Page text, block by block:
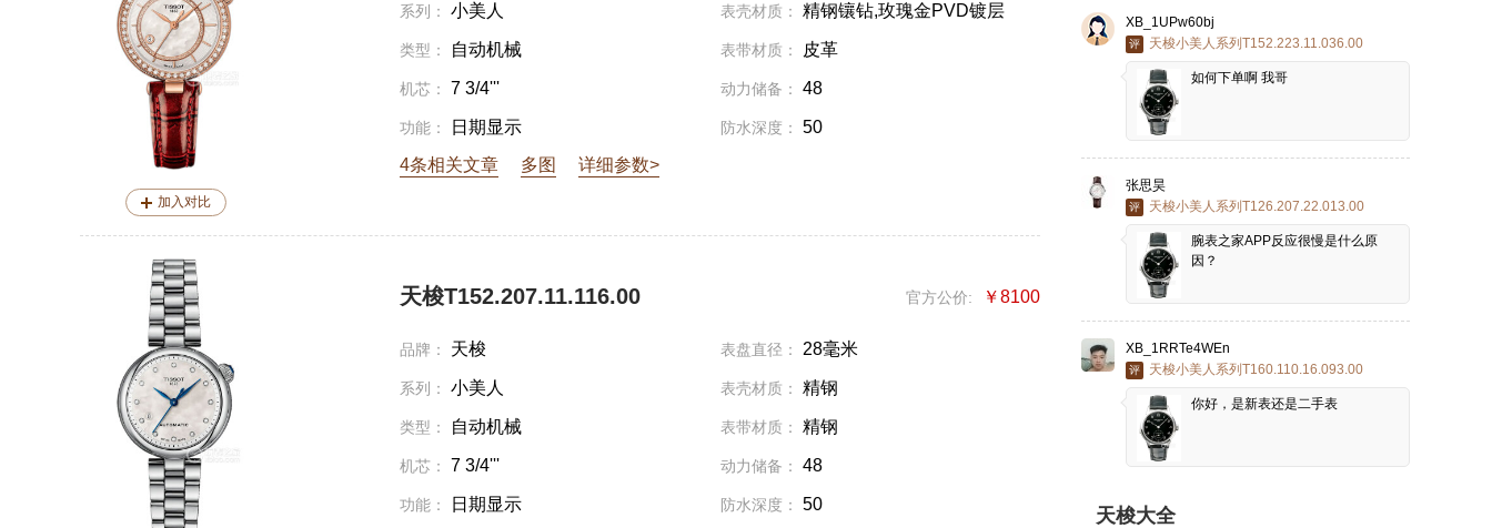
加入对比
系列： 小美人 表壳材质： 精钢镶钻,玫瑰金PVD镀层
类型： 自动机械 表带材质： 皮革
机芯： 7 3/4''' 动力储备： 48
功能： 日期显示 防水深度：
50
4条相关文章
多图 详细参数>
天梭T152.207.11.116.00
品牌： 天梭 表盘直径： 28毫米
系列： 小美人 表壳材质： 精钢
类型： 自动机械 表带材质： 精钢
机芯： 7 3/4''' 动力储备： 48
功能： 日期显示 防水深度：
50
官方公价: ￥8100
XB_1UPw60bj
评 天梭小美人系列T152.223.11.036.00
如何下单啊 我哥
张思昊
评 天梭小美人系列T126.207.22.013.00
腕表之家APP反应很慢是什么原
因？
XB_1RRTe4WEn
评 天梭小美人系列T160.110.16.093.00
你好，是新表还是二手表
天梭大全